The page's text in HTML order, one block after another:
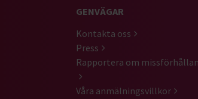
GENVÄGAR
Kontakta oss
Press
Rapportera om
Våra anmälningsvillkor